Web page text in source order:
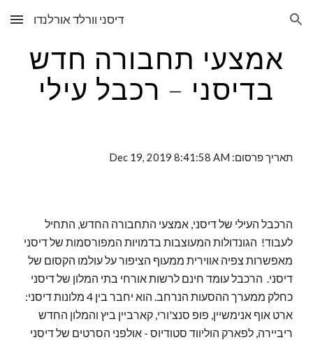
Skip to main content Skip to navigation דיסני וורלד אורלנדו
אמצעי תחבורה חדש
בדיסני – רכבל עילי
תאריך פרסום: Dec 19, 2019 8:41:58 AM
הרכבל העילי של דיסני, אמצעי התחבורה החדש, התחיל
לעבוד! הגונדולות המעוצבות בדמויות המפורסמות של דיסני
מאפשרות צפיה אווירית ממעוף הציפור על עולמו הקסום של
דיסני. הרכבל עומד חינם לרשות אורחי בתי המלון של דיסני
כחלק ממערך ההסעות הנרחב. הוא יחבר בין 4 מלונות דיסני:
ארט אוף אנימשיין, פופ סנצ'ורי, קארביין ביץ והמלון החדש
ריביירה, לפארק הוליווד סטודיוס - אולפני הסרטים של דיסני